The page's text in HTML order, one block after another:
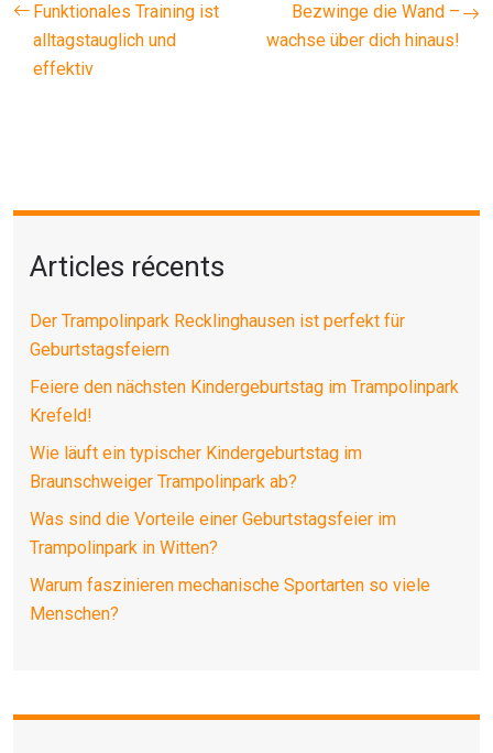
Funktionales Training ist
alltagstauglich und
effektiv
Bezwinge die Wand –
wachse über dich hinaus!
Articles récents
Der Trampolinpark Recklinghausen ist perfekt für
Geburtstagsfeiern
Feiere den nächsten Kindergeburtstag im Trampolinpark
Krefeld!
Wie läuft ein typischer Kindergeburtstag im
Braunschweiger Trampolinpark ab?
Was sind die Vorteile einer Geburtstagsfeier im
Trampolinpark in Witten?
Warum faszinieren mechanische Sportarten so viele
Menschen?